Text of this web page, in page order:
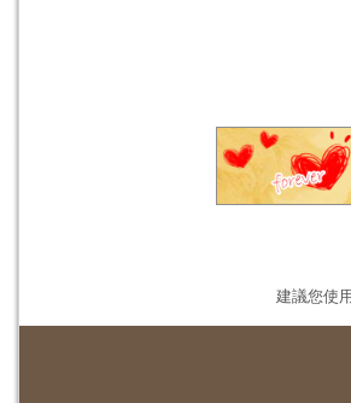
建議您使